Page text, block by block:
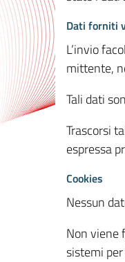
Dati forniti
L’invio
mittente,
Tali dati
Trascorsi
espressa
Cookies
Nessun
Non viene
sistemi